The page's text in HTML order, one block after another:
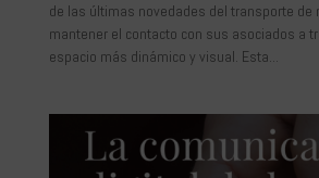
de las últimas novedades del transporte de
mantener el contacto con sus asociados a
espacio más dinámico y visual. Esta...